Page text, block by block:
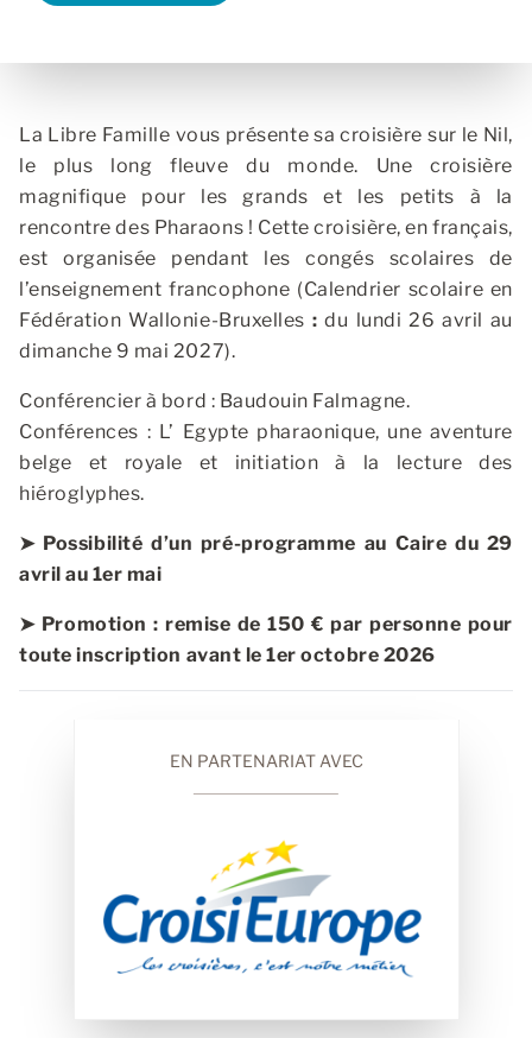
La Libre Famille vous présente sa croisière sur le Nil,
le plus long fleuve du monde. Une croisière
magnifique pour les grands et les petits à la
rencontre des Pharaons ! Cette croisière, en français,
est organisée pendant les congés scolaires de
l’enseignement francophone (Calendrier scolaire en
Fédération Wallonie-Bruxelles : du lundi 26 avril au
dimanche 9 mai 2027).
Conférencier à bord : Baudouin Falmagne.
Conférences : L’ Egypte pharaonique, une aventure
belge et royale et initiation à la lecture des
hiéroglyphes.
➤ Possibilité d’un pré-programme au Caire du 29
avril au 1er mai
➤ Promotion : remise de 150 € par personne pour
toute inscription avant le 1er octobre 2026
EN PARTENARIAT AVEC